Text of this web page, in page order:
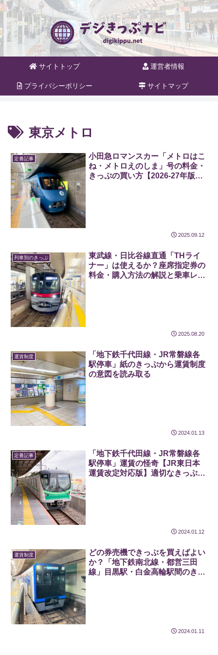
サイトトップ 運営者情報
プライバシーポリシー サイトマップ
東京メトロ
定番記事
小田急ロマンスカー「メトロはこ
ね・メトロえのしま」号の料金・
きっぷの買い方【2026-27年版】
2025.09.12
列車別のきっぷ
東武線・日比谷線直通「THライ
ナー」は使えるか？座席指定券の
料金・購入方法の解説と乗車レビ
2025.08.20
運賃制度
「地下鉄千代田線・JR常磐線各
駅停車」紙のきっぷから運賃制度
の意図を読み取る
2024.01.13
定番記事
「地下鉄千代田線・JR常磐線各
駅停車」運賃の怪奇【JR東日本
運賃改定対応版】適切なきっぷを
2024.01.12
運賃制度
どの券売機できっぷを買えばよい
か？「地下鉄南北線・都営三田
線」目黒駅・白金高輪駅間のきっ
2024.01.11